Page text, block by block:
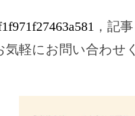
，記事
軽にお問い合わせく